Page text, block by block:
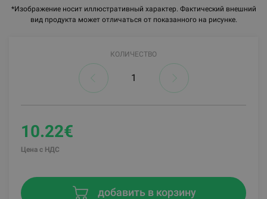
*Изображение носит иллюстративный характер. Фактический внешний
вид продукта может отличаться от показанного на рисунке.
КОЛИЧЕСТВО
10.22€
Цена с НДС
добавить в корзину